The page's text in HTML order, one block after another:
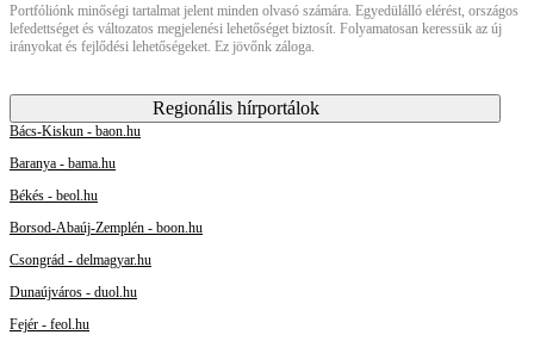
Portfóliónk minőségi tartalmat jelent minden olvasó számára. Egyedülálló elérést, országos
lefedettséget és változatos megjelenési lehetőséget biztosít. Folyamatosan keressük az új
irányokat és fejlődési lehetőségeket. Ez jövőnk záloga.
Regionális hírportálok
Bács-Kiskun - baon.hu
Baranya - bama.hu
Békés - beol.hu
Borsod-Abaúj-Zemplén - boon.hu
Csongrád - delmagyar.hu
Dunaújváros - duol.hu
Fejér - feol.hu